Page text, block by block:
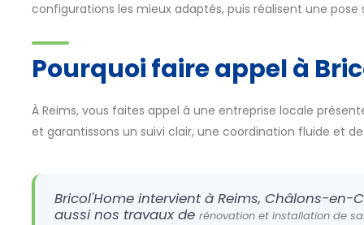
configurations les mieux adaptés, puis réalisent une
Pourquoi faire appel à
À Reims, vous faites appel à une entreprise locale
et garantissons un suivi clair, une coordination fluide et
Bricol'Home intervient à Reims, Châlons-en-
aussi nos travaux de rénovation et installation de